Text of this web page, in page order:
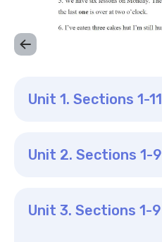
Unit 1. Sections 1-11
Unit 2. Sections 1-9
Unit 3. Sections 1-9